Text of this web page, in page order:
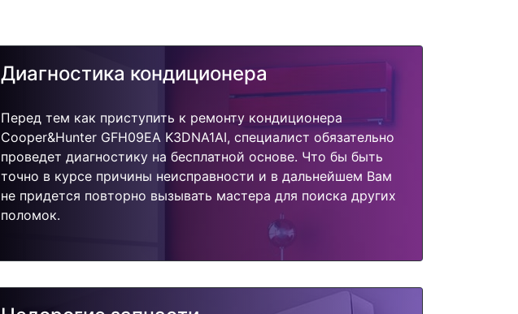
Диагностика кондиционера
Перед тем как приступить к ремонту кондиционера
Cooper&Hunter GFH09EA K3DNA1AI, специалист обязательно
проведет диагностику на бесплатной основе. Что бы быть
точно в курсе причины неисправности и в дальнейшем Вам
не придется повторно вызывать мастера для поиска других
поломок.